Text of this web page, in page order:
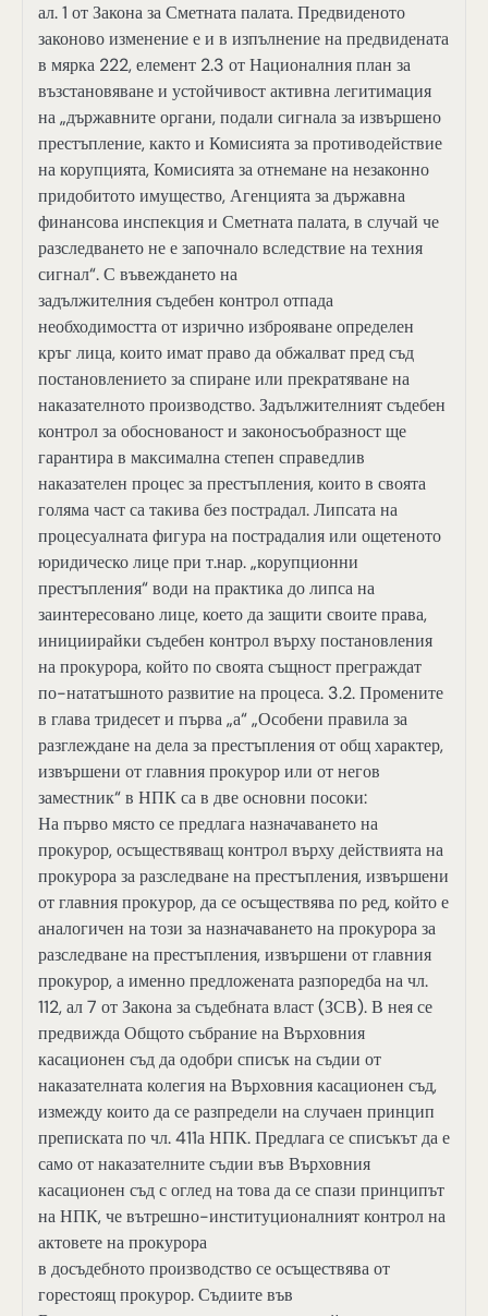
ал. 1 от Закона за Сметната палата. Предвиденото
законово изменение е и в изпълнение на предвидената
в мярка 222, елемент 2.3 от Националния план за
възстановяване и устойчивост активна легитимация
на „държавните органи, подали сигнала за извършено
престъпление, както и Комисията за противодействие
на корупцията, Комисията за отнемане на незаконно
придобитото имущество, Агенцията за държавна
финансова инспекция и Сметната палата, в случай че
разследването не е започнало вследствие на техния
сигнал“. С въвеждането на
задължителния съдебен контрол отпада
необходимостта от изрично изброяване определен
кръг лица, които имат право да обжалват пред съд
постановлението за спиране или прекратяване на
наказателното производство. Задължителният съдебен
контрол за обоснованост и законосъобразност ще
гарантира в максимална степен справедлив
наказателен процес за престъпления, които в своята
голяма част са такива без пострадал. Липсата на
процесуалната фигура на пострадалия или ощетеното
юридическо лице при т.нар. „корупционни
престъпления“ води на практика до липса на
заинтересовано лице, което да защити своите права,
инициирайки съдебен контрол върху постановления
на прокурора, който по своята същност преграждат
по-нататъшното развитие на процеса. 3.2. Промените
в глава тридесет и първа „а“ „Особени правила за
разглеждане на дела за престъпления от общ характер,
извършени от главния прокурор или от негов
заместник“ в НПК са в две основни посоки:
На първо място се предлага назначаването на
прокурор, осъществяващ контрол върху действията на
прокурора за разследване на престъпления, извършени
от главния прокурор, да се осъществява по ред, който е
аналогичен на този за назначаването на прокурора за
разследване на престъпления, извършени от главния
прокурор, а именно предложената разпоредба на чл.
112, ал 7 от Закона за съдебната власт (ЗСВ). В нея се
предвижда Общото събрание на Върховния
касационен съд да одобри списък на съдии от
наказателната колегия на Върховния касационен съд,
измежду които да се разпредели на случаен принцип
преписката по чл. 411а НПК. Предлага се списъкът да е
само от наказателните съдии във Върховния
касационен съд с оглед на това да се спази принципът
на НПК, че вътрешно-институционалният контрол на
актовете на прокурора
в досъдебното производство се осъществява от
горестоящ прокурор. Съдиите във